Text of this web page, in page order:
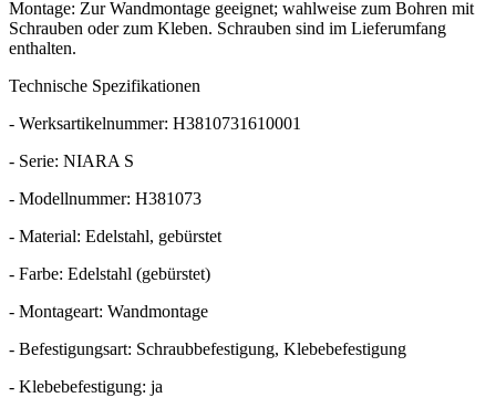
Montage: Zur Wandmontage geeignet; wahlweise zum Bohren mit
Schrauben oder zum Kleben. Schrauben sind im Lieferumfang
enthalten.
Technische Spezifikationen
- Werksartikelnummer: H3810731610001
- Serie: NIARA S
- Modellnummer: H381073
- Material: Edelstahl, gebürstet
- Farbe: Edelstahl (gebürstet)
- Montageart: Wandmontage
- Befestigungsart: Schraubbefestigung, Klebebefestigung
- Klebebefestigung: ja